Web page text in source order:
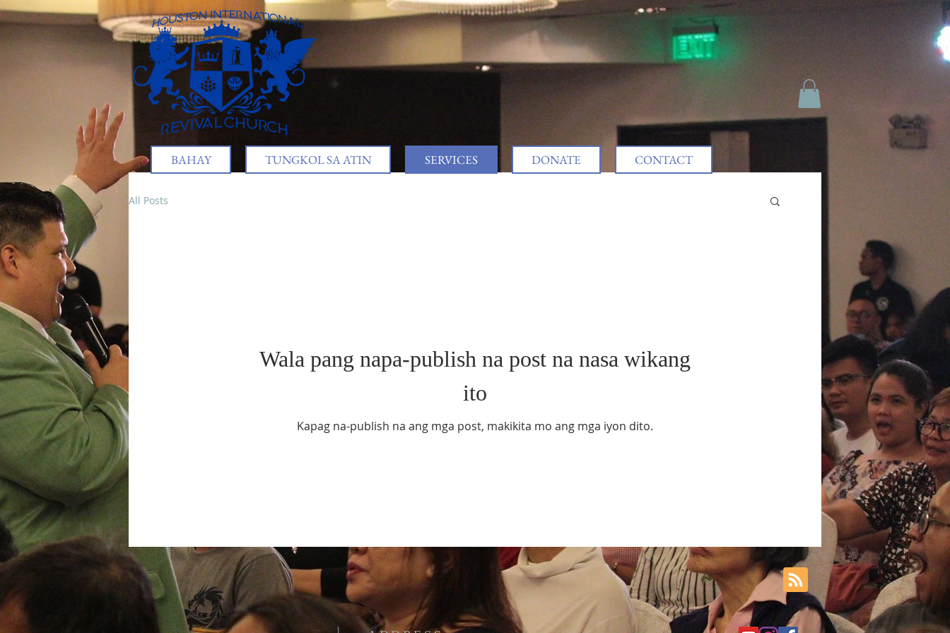
BAHAY TUNGKOL SA ATIN SERVICES DONATE CONTACT
All Posts
Wala pang napa-publish na post na nasa wikang
ito
Kapag na-publish na ang mga post, makikita mo ang mga iyon dito.